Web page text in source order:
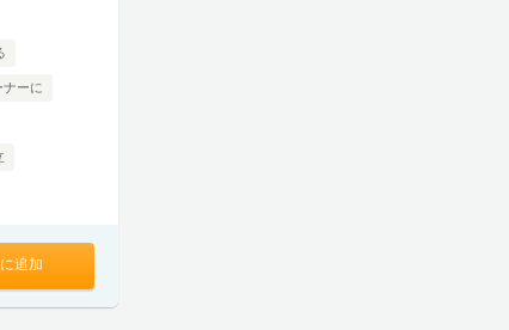
ナーに
追加